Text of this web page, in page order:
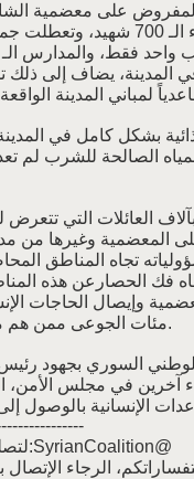
الـ 8 في المدينة،
الصالحة للشرب لم
بآلاف العائلات التي
المعضمية وغيرها من مدن
تجاه المناطق
فك الحصارعن هذه
وإيصال الحاجات
مئات الجوعى ممن هم مهددون بالموت بسبب انعدام الغذاء.
السوري بجهود
آخرين في مجلس الأمن،
لتصلك آخر التحديثات، تابعنا على التويتر:SyrianCoalition@
الرجاء الإتصال